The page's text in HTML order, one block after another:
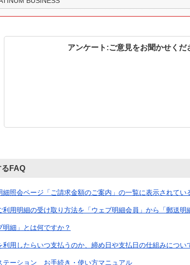
アンケート:ご意見をお聞かせくだ
るFAQ
細照会ページ「ご請求金額のご案内」の一覧に表示されてい
利用明細の受け取り方法を「ウェブ明細会員」から「郵送明
明細」とは何ですか？
利用したらいつ支払うのか、締め日や支払日の仕組みについ
テーション お手続き・使い方マニュアル